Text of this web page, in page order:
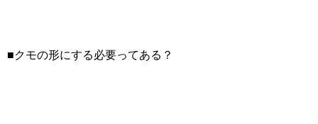
■クモの形にする必要ってある？